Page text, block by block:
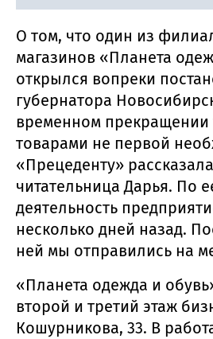
О том, что один из
магазинов «Планета
открылся вопреки
губернатора
временном прекращении
товарами не первой
«Прецеденту»
читательница Дарья. По
деятельность
несколько дней назад.
ней мы отправились на
«Планета одежда и
второй и третий этаж
Кошурникова, 33. В